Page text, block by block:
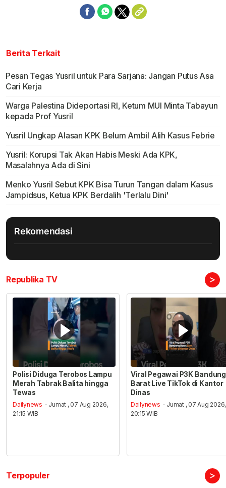
Berita Terkait
Pesan Tegas Yusril untuk Para Sarjana: Jangan Putus Asa
Cari Kerja
Warga Palestina Dideportasi RI, Ketum MUI Minta Tabayun
kepada Prof Yusril
Yusril Ungkap Alasan KPK Belum Ambil Alih Kasus Febrie
Yusril: Korupsi Tak Akan Habis Meski Ada KPK,
Masalahnya Ada di Sini
Menko Yusril Sebut KPK Bisa Turun Tangan dalam Kasus
Jampidsus, Ketua KPK Berdalih 'Terlalu Dini'
Rekomendasi
Republika TV >
Polisi Diduga Terobos Lampu
Merah Tabrak Balita hingga
Tewas
Dailynews - Jumat , 07 Aug 2026,
21:15 WIB
Viral Pegawai P3K Bandung
Barat Live TikTok di Kantor
Dinas
Dailynews - Jumat , 07 Aug 2026,
20:15 WIB
Terpopuler >